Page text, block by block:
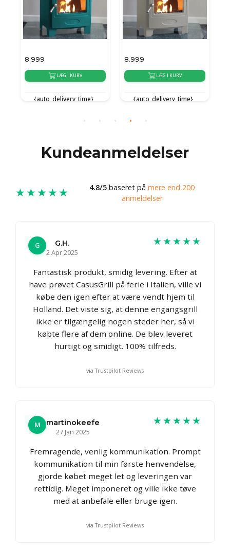
8.999
LÆG I KURV
{auto_delivery_time}
8.999
LÆG I KURV
{auto_delivery_time}
Kundeanmeldelser
★★★★★ 4.8/5 baseret på mere end 200
anmeldelser
G
G.H.
2 Apr 2025
★★★★★
Fantastisk produkt, smidig levering. Efter at
have prøvet CasusGrill på ferie i Italien, ville vi
købe den igen efter at være vendt hjem til
Holland. Det viste sig, at denne engangsgrill
ikke er tilgængelig nogen steder her, så vi
købte flere af dem online. De blev leveret
hurtigt og smidigt. 100% tilfreds.
via Trustpilot Reviews
M
martinokeefe
27 Jan 2025
★★★★★
Fremragende, venlig kommunikation. Prompt
kommunikation til min første henvendelse,
gjorde købet meget let og leveringen var
rettidig. Meget imponeret og ville ikke tøve
med at anbefale eller bruge igen.
via Trustpilot Reviews